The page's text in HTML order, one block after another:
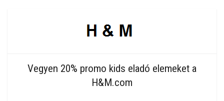
Vegyen 20% promo kids eladó elemeket a
H&M.com